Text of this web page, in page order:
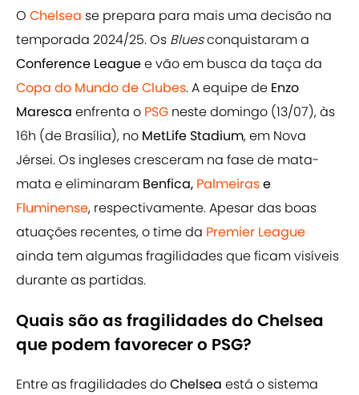
O Chelsea se prepara para mais uma decisão na
temporada 2024/25. Os Bluesconquistaram a
Conference Leaguee vão em busca da taça da
Copa do Mundo de Clubes. A equipe de Enzo
Maresca enfrenta o PSG neste domingo (13/07), às
16h (de Brasília), no MetLife Stadium, em Nova
Jérsei. Os ingleses cresceram na fase de mata-
mata e eliminaram Benfica, Palmeirase
Fluminense, respectivamente. Apesar das boas
atuações recentes, o time da Premier League
ainda tem algumas fragilidades que ficam visíveis
durante as partidas.
Quais são as fragilidades do Chelsea
que podem favorecer o PSG?
Entre as fragilidades doChelsea está o sistema